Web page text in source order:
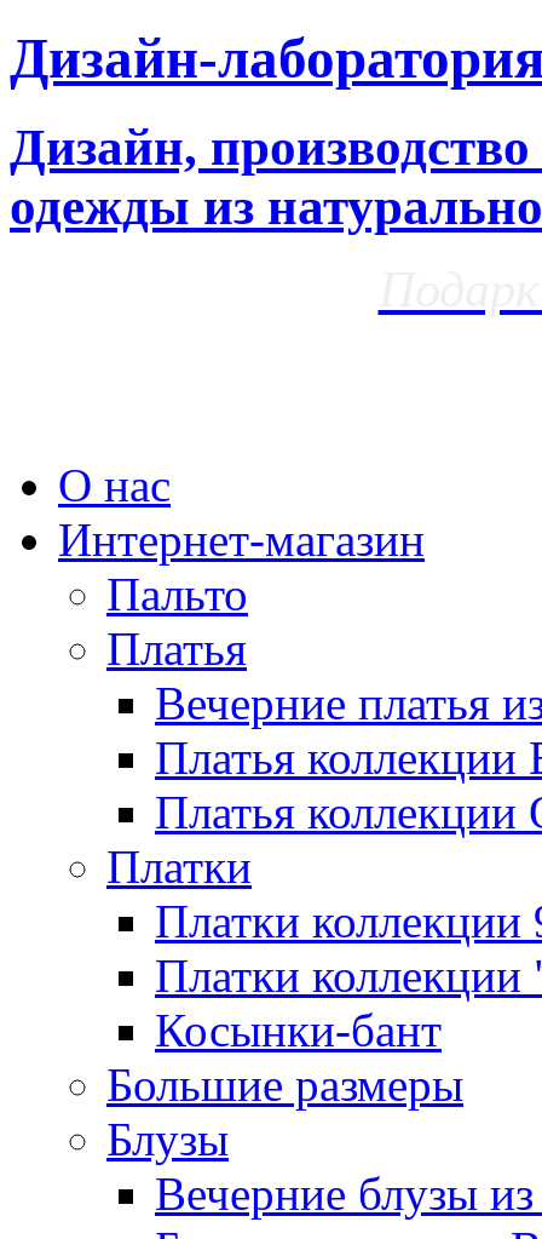
Дизайн-
Дизайн,
одежды из
О нас
Интернет-магазин
Пальто
Платья
Вечерние платья
Платья коллекции
Платья коллекции
Платки
Платки коллекции
Платки
Косынки-бант
Большие размеры
Блузы
Вечерние блузы